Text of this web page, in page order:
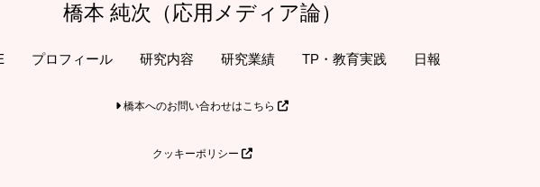
橋本 純次（応用メディア論）
プロフィール 研究内容 研究業績 TP・教育実践 日報
橋本へのお問い合わせはこちら
クッキーポリシー